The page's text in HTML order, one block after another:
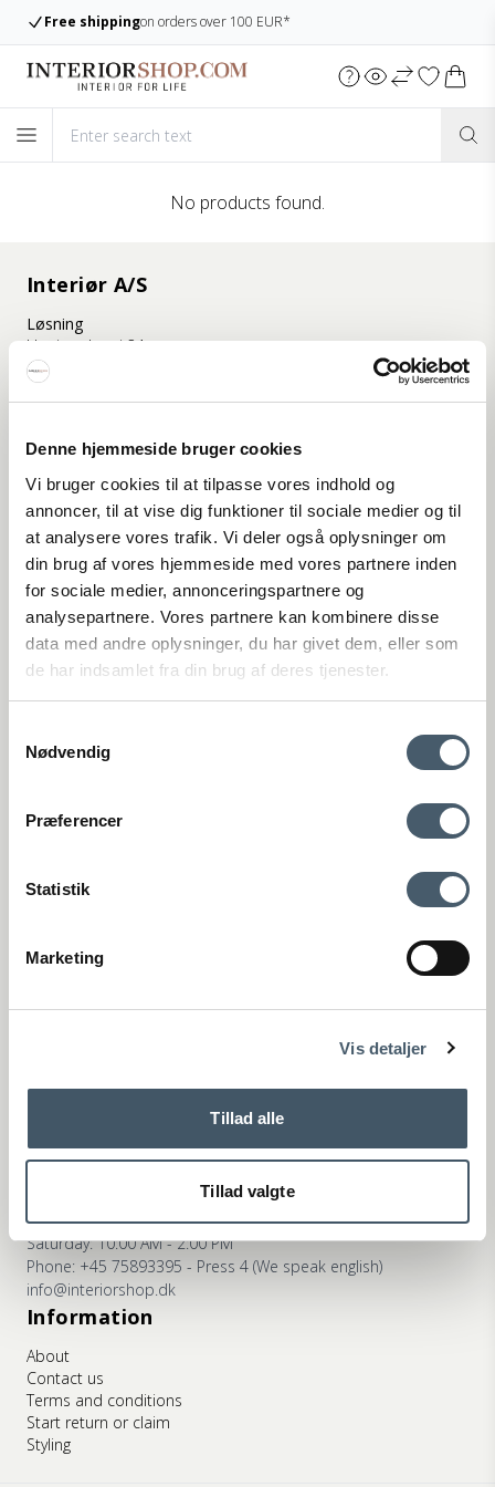
Denne hjemmeside bruger cookies
Vi bruger cookies til at tilpasse vores indhold og
annoncer, til at vise dig funktioner til sociale medier og til
at analysere vores trafik. Vi deler også oplysninger om
din brug af vores hjemmeside med vores partnere inden
for sociale medier, annonceringspartnere og
analysepartnere. Vores partnere kan kombinere disse
data med andre oplysninger, du har givet dem, eller som
de har indsamlet fra din brug af deres tjenester.
Nødvendig
Præferencer
Statistik
Marketing
Vis detaljer
Tillad alle
Tillad valgte
Free shippingon orders over 100 EUR*
Shipping
No products found.
Interiør A/S
Løsning
Hoejmarksvej 34
DK-8723 Løsning
(Google Maps)
Kyhnsvej 6
DK-8680 Ry
(Google Maps)
Viborg
St. Sct. Peder Stræde 16
DK-8800 Viborg
(Google Maps)
VAT number: 27921124
kundeservice@interiorshop.dk
Webshop Customer Service
kundeservice@interiorshop.dk
Monday - Friday: 10:00 AM - 5:30 PM
Phone: +45 75893395 - Press 2 (We speak english)
Phone: +45 75893395 - Press 3 (We speak english)
info@interiorshop.dk
Monday - Friday: 10:00 AM - 5:30 PM
Saturday: 10:00 AM - 2:00 PM
Phone: +45 75893395 - Press 4 (We speak english)
info@interiorshop.dk
Information
About
Contact us
Terms and conditions
Start return or claim
Styling